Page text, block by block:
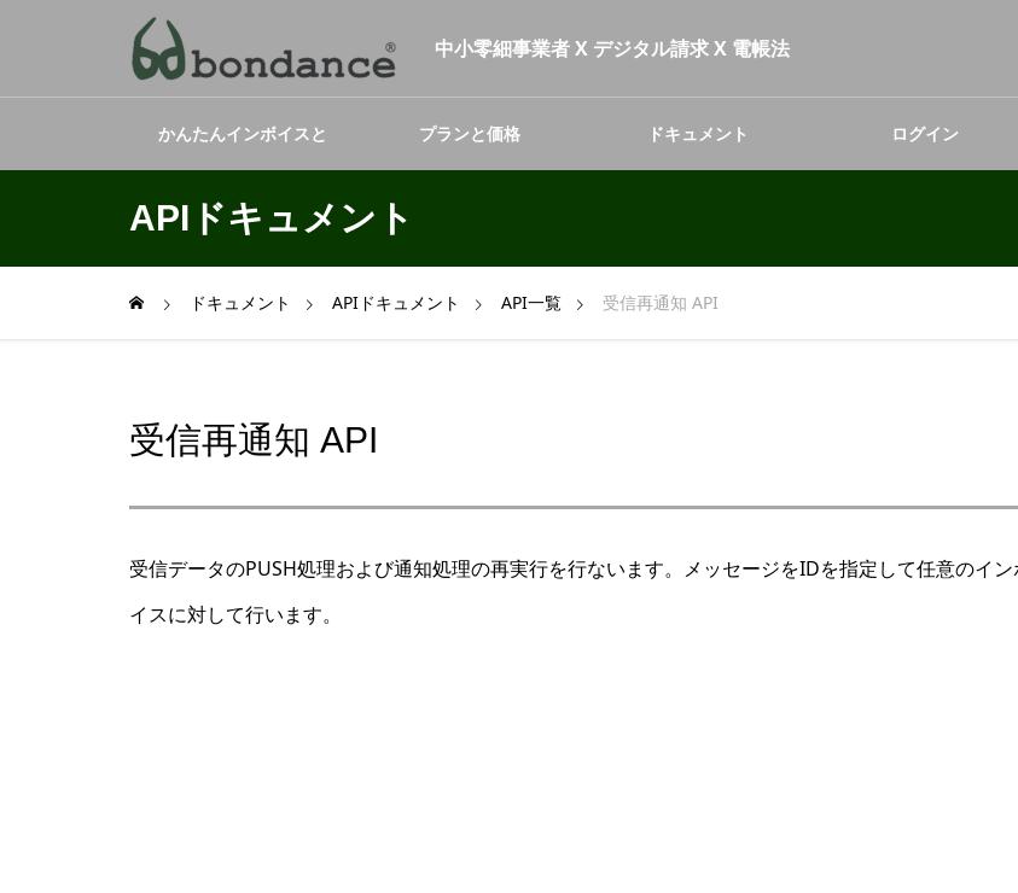
中小零細事業者 X デジタル請求 X 電帳法
かんたんインボイスと
は
プランと価格 ドキュメント ログイン
APIドキュメント
ドキュメント APIドキュメント API一覧 受信再通知 API
受信再通知 API
受信データのPUSH処理および通知処理の再実行を行ないます。メッセージをIDを指定して任意のイン
イスに対して行います。